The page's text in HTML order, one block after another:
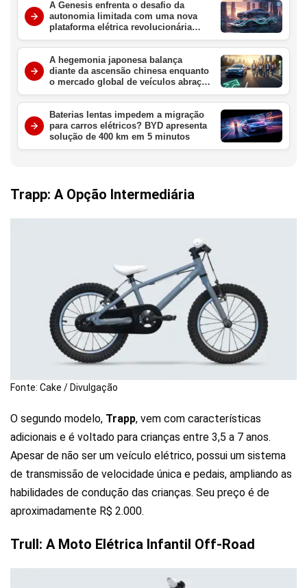
A Genesis enfrenta o desafio da
autonomia limitada com uma nova
plataforma elétrica revolucionária
para redefinir o luxo em 2027
A hegemonia japonesa balança
diante da ascensão chinesa enquanto
o mercado global de veículos abraça
a era elétrica definitiva
Baterias lentas impedem a migração
para carros elétricos? BYD apresenta
solução de 400 km em 5 minutos
Trapp: A Opção Intermediária
Fonte: Cake / Divulgação
O segundo modelo, Trapp, vem com características
adicionais e é voltado para crianças entre 3,5 a 7 anos.
Apesar de não ser um veículo elétrico, possui um sistema
de transmissão de velocidade única e pedais, ampliando as
habilidades de condução das crianças. Seu preço é de
aproximadamente R$ 2.000.
Trull: A Moto Elétrica Infantil Off-Road